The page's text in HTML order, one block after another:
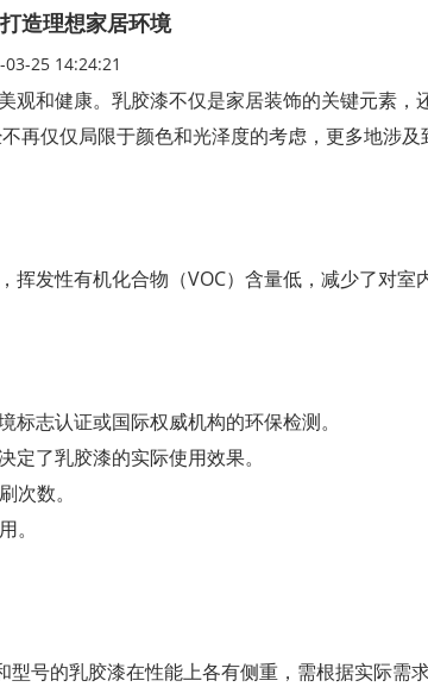
造理想家居环境
25 14:24:21
和健康。乳胶漆不仅是家居装饰的关键元素，
再仅仅局限于颜色和光泽度的考虑，更多地涉
发性有机化合物（VOC）含量低，减少了对室
志认证或国际权威机构的环保检测。
了乳胶漆的实际使用效果。
次数。
。
号的乳胶漆在性能上各有侧重，需根据实际需求